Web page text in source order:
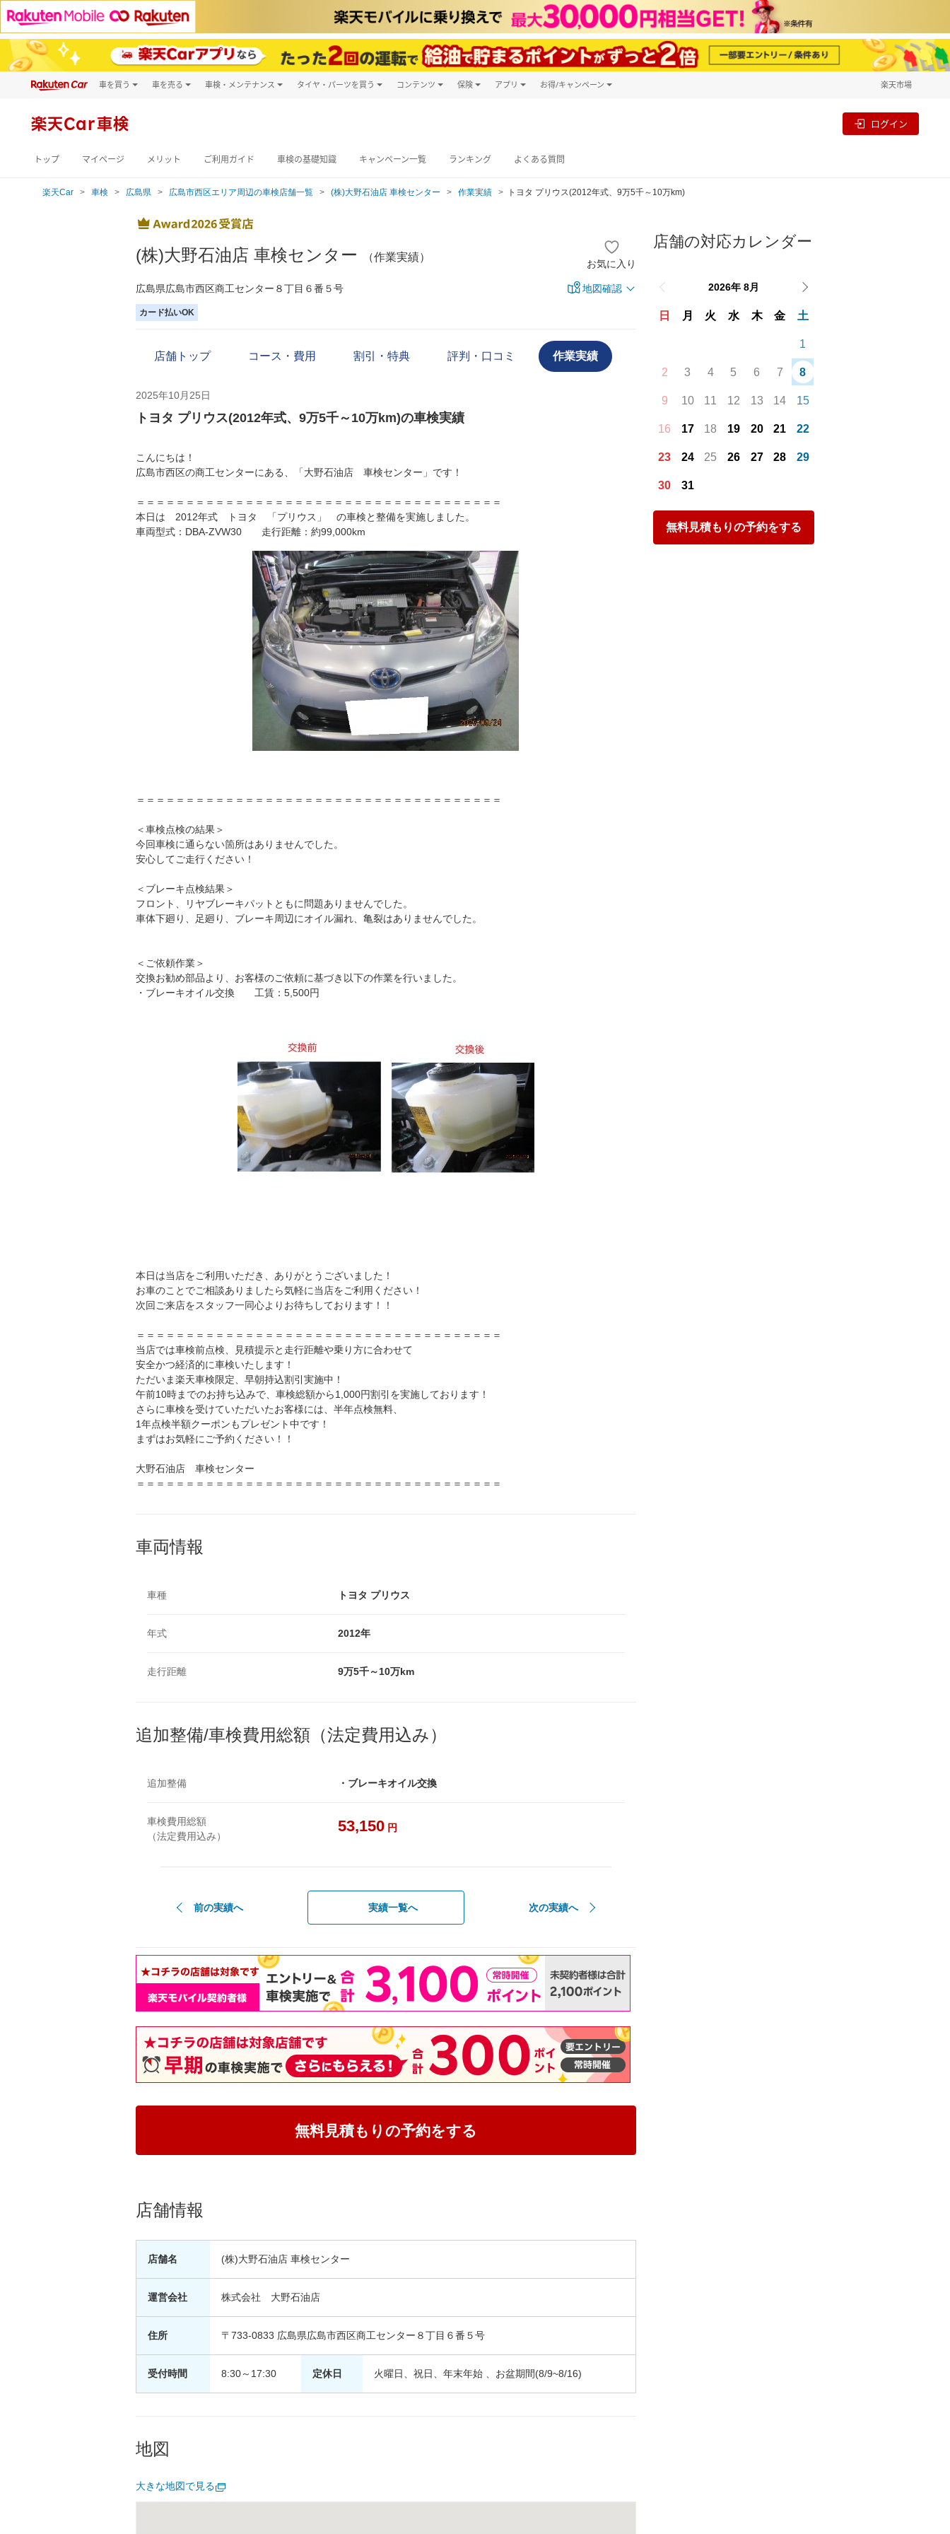
車を買う
新車
車を売る 車検・メンテナンス タイヤ・パーツを買う コンテンツ 保険 アプリ お得/キャンペーン 楽天市場
楽天Car車検 ログイン
トップ マイページ メリット ご利用ガイド 車検の基礎知識 キャンペーン一覧 ランキング よくある質問
楽天Car 車検 広島県 広島市西区エリア周辺の車検店舗一覧 (株)大野石油店 車検センター 作業実績 トヨタ プリウス(2012年式、9万5千～10万km)
店舗の対応カレンダー
2026年 8月
日 月 火 水 木 金 土
1
2 3 4 5 6 7 8
9 10 11 12 13 14 15
16 17 18 19 20 21 22
23 24 25 26 27 28 29
30 31
無料見積もりの予約をする
(株)大野石油店 車検センター （作業実績）
お気に入り
広島県広島市西区商工センター８丁目６番５号 地図確認
カード払いOK
店舗トップ コース・費用 割引・特典 評判・口コミ 作業実績
2025年10月25日
トヨタ プリウス(2012年式、9万5千～10万km)の車検実績
こんにちは！
広島市西区の商工センターにある、「大野石油店 車検センター」です！
＝＝＝＝＝＝＝＝＝＝＝＝＝＝＝＝＝＝＝＝＝＝＝＝＝＝＝＝＝＝＝＝＝＝＝＝＝
本日は 2012年式 トヨタ 「プリウス」 の車検と整備を実施しました。
車両型式：DBA-ZVW30 走行距離：約99,000km
＝＝＝＝＝＝＝＝＝＝＝＝＝＝＝＝＝＝＝＝＝＝＝＝＝＝＝＝＝＝＝＝＝＝＝＝＝
＜車検点検の結果＞
今回車検に通らない箇所はありませんでした。
安心してご走行ください！
＜ブレーキ点検結果＞
フロント、リヤブレーキパットともに問題ありませんでした。
車体下廻り、足廻り、ブレーキ周辺にオイル漏れ、亀裂はありませんでした。
＜ご依頼作業＞
交換お勧め部品より、お客様のご依頼に基づき以下の作業を行いました。
・ブレーキオイル交換 工賃：5,500円
本日は当店をご利用いただき、ありがとうございました！
お車のことでご相談ありましたら気軽に当店をご利用ください！
次回ご来店をスタッフ一同心よりお待ちしております！！
＝＝＝＝＝＝＝＝＝＝＝＝＝＝＝＝＝＝＝＝＝＝＝＝＝＝＝＝＝＝＝＝＝＝＝＝＝
当店では車検前点検、見積提示と走行距離や乗り方に合わせて
安全かつ経済的に車検いたします！
ただいま楽天車検限定、早朝持込割引実施中！
午前10時までのお持ち込みで、車検総額から1,000円割引を実施しております！
さらに車検を受けていただいたお客様には、半年点検無料、
1年点検半額クーポンもプレゼント中です！
まずはお気軽にご予約ください！！
大野石油店 車検センター
＝＝＝＝＝＝＝＝＝＝＝＝＝＝＝＝＝＝＝＝＝＝＝＝＝＝＝＝＝＝＝＝＝＝＝＝＝
車両情報
車種 トヨタ プリウス
年式 2012年
走行距離 9万5千～10万km
追加整備/車検費用総額 （法定費用込み）
追加整備 ・ブレーキオイル交換
車検費用総額
（法定費用込み）
53,150 円
前の実績へ 実績一覧へ 次の実績へ
無料見積もりの予約をする
店舗情報
店舗名 (株)大野石油店 車検センター
運営会社 株式会社 大野石油店
住所 〒733-0833 広島県広島市西区商工センター８丁目６番５号
受付時間 8:30～17:30 定休日 火曜日、祝日、年末年始 、お盆期間(8/9~8/16)
地図
大きな地図で見る